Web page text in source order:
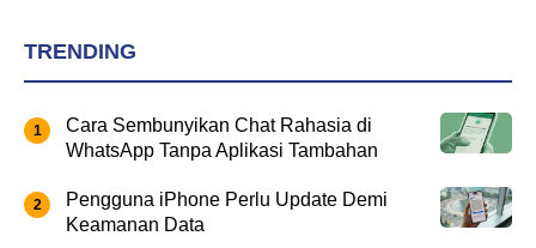
TRENDING
Cara Sembunyikan Chat Rahasia di
WhatsApp Tanpa Aplikasi Tambahan
Pengguna iPhone Perlu Update Demi
Keamanan Data